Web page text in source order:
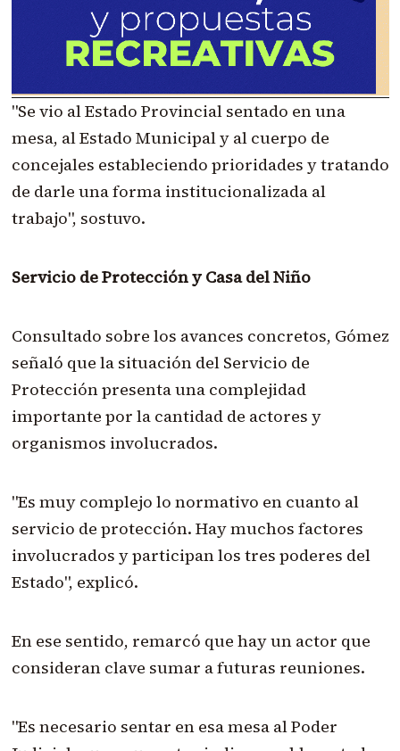
"Se vio al Estado Provincial sentado en una
mesa, al Estado Municipal y al cuerpo de
concejales estableciendo prioridades y tratando
de darle una forma institucionalizada al
trabajo", sostuvo.
Servicio de Protección y Casa del Niño
Consultado sobre los avances concretos, Gómez
señaló que la situación del Servicio de
Protección presenta una complejidad
importante por la cantidad de actores y
organismos involucrados.
"Es muy complejo lo normativo en cuanto al
servicio de protección. Hay muchos factores
involucrados y participan los tres poderes del
Estado", explicó.
En ese sentido, remarcó que hay un actor que
consideran clave sumar a futuras reuniones.
"Es necesario sentar en esa mesa al Poder